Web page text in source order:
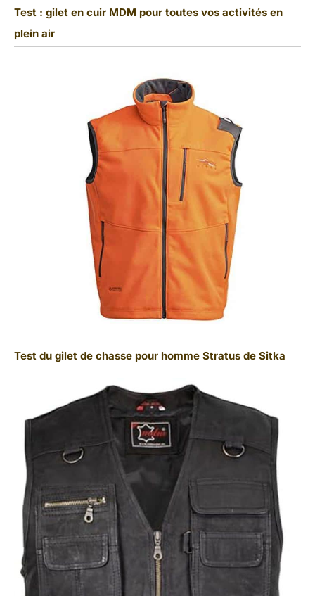
Test : gilet en cuir MDM pour toutes vos activités en
plein air
Test du gilet de chasse pour homme Stratus de Sitka